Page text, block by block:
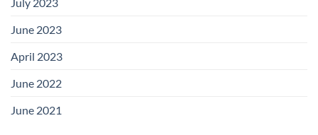
July 2023
June 2023
April 2023
June 2022
June 2021